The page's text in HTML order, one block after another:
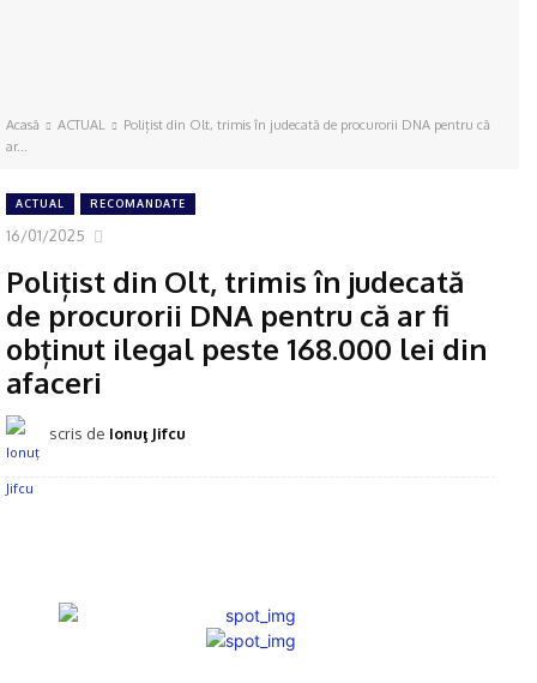
Acasă ACTUAL
Polițist din Olt, trimis în judecată de procurorii DNA pentru că
ar...
ACTUAL RECOMANDATE
16/01/2025
Polițist din Olt, trimis în judecată
de procurorii DNA pentru că ar fi
obținut ilegal peste 168.000 lei din
afaceri
scris de Ionuţ Jifcu